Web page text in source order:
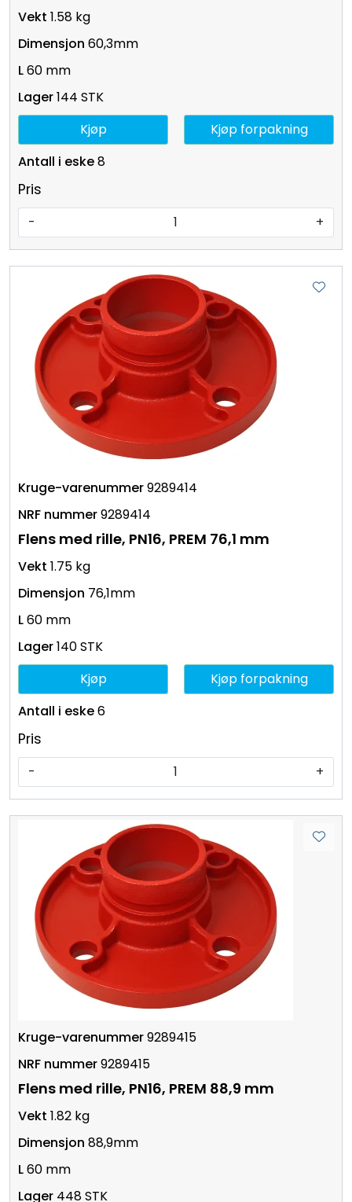
1.58 kg
60,3mm
60 mm
144 STK
8
Pris
- +
Kjøp Kjøp forpakning
9289414
9289414
Flens med rille, PN16, PREM 76,1 mm
1.75 kg
76,1mm
60 mm
140 STK
6
Pris
- +
Kjøp Kjøp forpakning
9289415
9289415
Flens med rille, PN16, PREM 88,9 mm
1.82 kg
88,9mm
60 mm
448 STK